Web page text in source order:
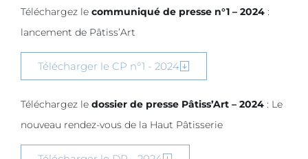
Téléchargez le communiqué de presse n°1 – 2024 :
lancement de Pâtiss’Art
Télécharger le CP n°1 - 2024
Téléchargez le dossier de presse Pâtiss’Art – 2024 : Le
nouveau rendez-vous de la Haut Pâtisserie